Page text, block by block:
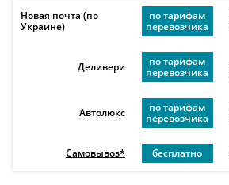
Новая почта (по
Украине)
по тарифам
перевозчика
Деливери
по тарифам
перевозчика
Автолюкс
по тарифам
перевозчика
Самовывоз* бесплатно